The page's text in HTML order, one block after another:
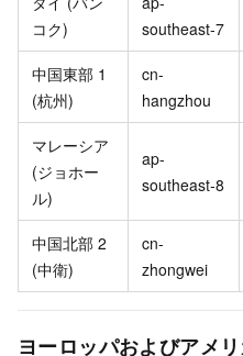
コク)
southeast-7
中国東部 1
(杭州)
cn-
hangzhou
マレーシア
(ジョホー
ル)
ap-
southeast-8
中国北部 2
(中衛)
cn-
zhongwei
ヨーロッパおよびアメリ